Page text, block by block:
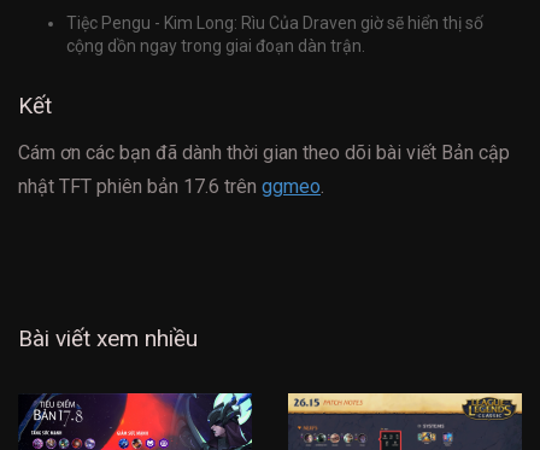
Tiệc Pengu - Kim Long: Rìu Của Draven giờ sẽ hiển thị số
cộng dồn ngay trong giai đoạn dàn trận.
Kết
Cám ơn các bạn đã dành thời gian theo dõi bài viết Bản cập
nhật TFT phiên bản 17.6 trên ggmeo.
Bài viết xem nhiều